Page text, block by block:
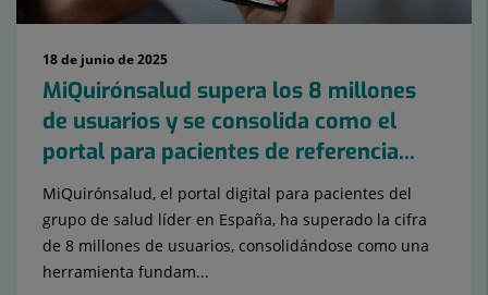
18 de junio de 2025
MiQuirónsalud supera los 8 millones
de usuarios y se consolida como el
portal para pacientes de referencia...
MiQuirónsalud, el portal digital para pacientes del
grupo de salud líder en España, ha superado la cifra
de 8 millones de usuarios, consolidándose como una
herramienta fundam...